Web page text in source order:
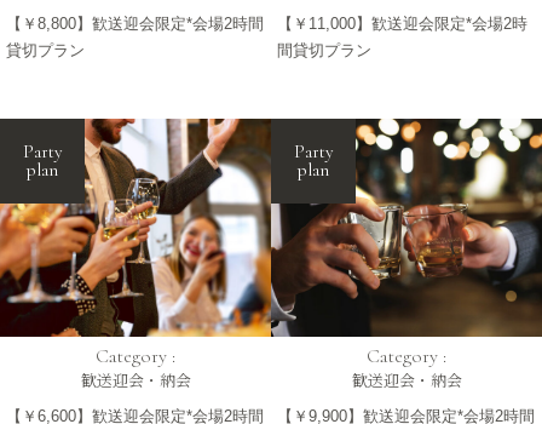
【￥8,800】歓送迎会限定*会場2時間
貸切プラン
【￥11,000】歓送迎会限定*会場2時
間貸切プラン
Party
plan
Category :
歓送迎会・納会
【￥6,600】歓送迎会限定*会場2時間
Party
plan
Category :
歓送迎会・納会
【￥9,900】歓送迎会限定*会場2時間